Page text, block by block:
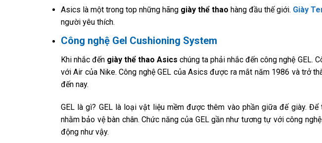
Asics là một trong top những hãng giày thể thao hàng đầu thế giới. Giày
người yêu thích.
Công nghệ Gel Cushioning System
Khi nhắc đến giày thể thao Asics chúng ta phải nhắc đến công nghệ GEL.
với Air của Nike. Công nghệ GEL của Asics được ra mắt năm 1986 và trở
đến nay.
GEL là gì? GEL là loại vật liệu mềm được thêm vào phần giữa đế giày.
nhằm bảo vệ bàn chân. Chức năng của GEL gần như tương tự với công
động như vậy.